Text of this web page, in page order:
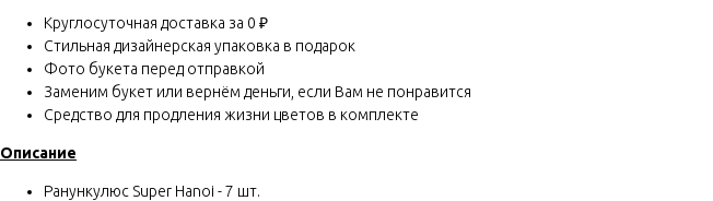
Круглосуточная доставка за 0 ₽
Стильная дизайнерская упаковка в подарок
Фото букета перед отправкой
Заменим букет или вернём деньги, если Вам не понравится
Средство для продления жизни цветов в комплекте
Описание
Ранункулюс Super Hanoi - 7 шт.